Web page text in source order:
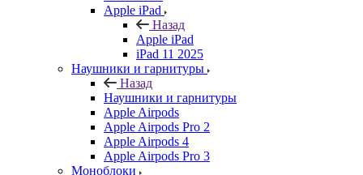
Apple iPad
Назад
Apple iPad
iPad 11 2025
Наушники и гарнитуры
Назад
Наушники и гарнитуры
Apple Airpods
Apple Airpods Pro 2
Apple Airpods 4
Apple Airpods Pro 3
Моноблоки